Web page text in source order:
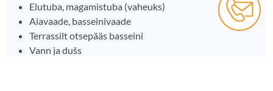
Elutuba, magamistuba (vaheuks)
Aiavaade, basseinivaade
Terrassilt otsepääs basseini
Vann ja dušs